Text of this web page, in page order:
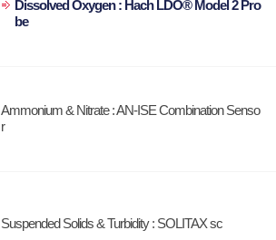
Dissolved Oxygen : Hach LDO® Model 2 Pro
be
Ammonium & Nitrate : AN-ISE Combination Senso
r
Suspended Solids & Turbidity : SOLITAX sc